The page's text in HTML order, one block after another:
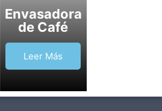
Envasadora
de Café
Leer Más